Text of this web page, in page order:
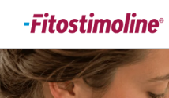
Vita di Casa